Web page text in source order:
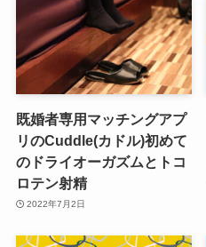
既婚者専用マッチングアプ
リのCuddle(カドル)初めて
のドライオーガズムとトコ
ロテン射精
2022年7月2日